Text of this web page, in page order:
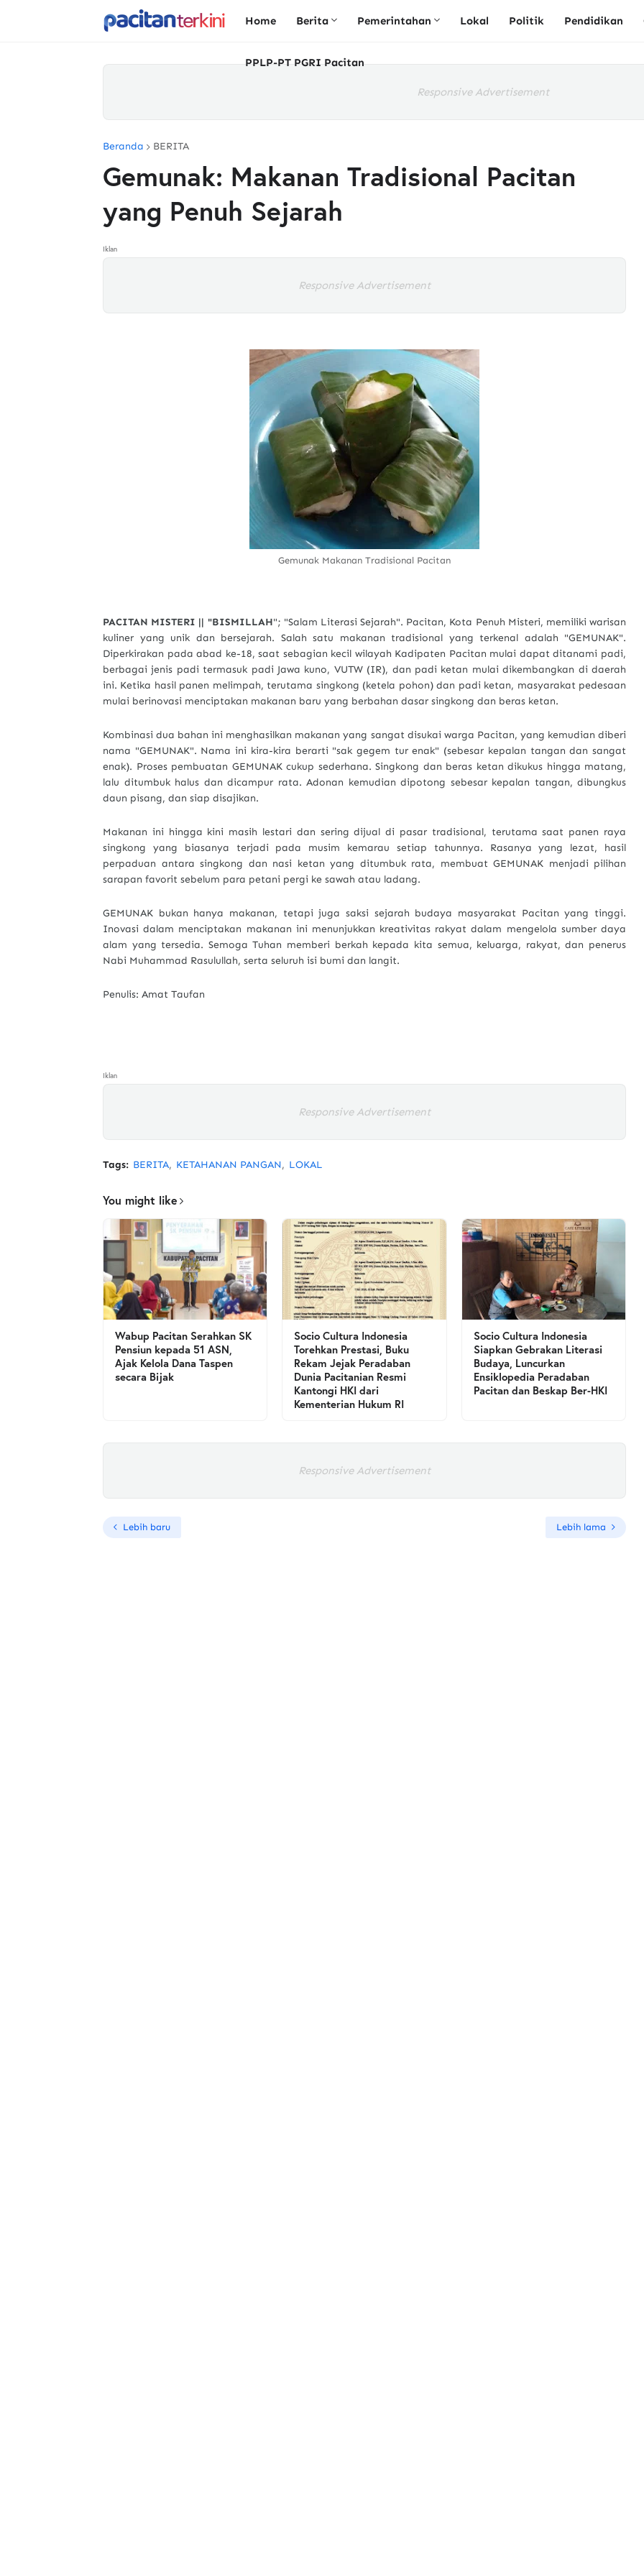
Home Berita Pemerintahan Lokal Politik Pendidikan
PPLP-PT PGRI Pacitan
Responsive Advertisement
Beranda BERITA
Gemunak: Makanan Tradisional Pacitan
yang Penuh Sejarah
Iklan
Responsive Advertisement
Gemunak Makanan Tradisional Pacitan
PACITAN MISTERI || "BISMILLAH"; "Salam Literasi Sejarah". Pacitan, Kota Penuh Misteri, memiliki warisan
kuliner yang unik dan bersejarah. Salah satu makanan tradisional yang terkenal adalah "GEMUNAK".
Diperkirakan pada abad ke-18, saat sebagian kecil wilayah Kadipaten Pacitan mulai dapat ditanami padi,
berbagai jenis padi termasuk padi Jawa kuno, VUTW (IR), dan padi ketan mulai dikembangkan di daerah
ini. Ketika hasil panen melimpah, terutama singkong (ketela pohon) dan padi ketan, masyarakat pedesaan
mulai berinovasi menciptakan makanan baru yang berbahan dasar singkong dan beras ketan.
Kombinasi dua bahan ini menghasilkan makanan yang sangat disukai warga Pacitan, yang kemudian diberi
nama "GEMUNAK". Nama ini kira-kira berarti "sak gegem tur enak" (sebesar kepalan tangan dan sangat
enak). Proses pembuatan GEMUNAK cukup sederhana. Singkong dan beras ketan dikukus hingga matang,
lalu ditumbuk halus dan dicampur rata. Adonan kemudian dipotong sebesar kepalan tangan, dibungkus
daun pisang, dan siap disajikan.
Makanan ini hingga kini masih lestari dan sering dijual di pasar tradisional, terutama saat panen raya
singkong yang biasanya terjadi pada musim kemarau setiap tahunnya. Rasanya yang lezat, hasil
perpaduan antara singkong dan nasi ketan yang ditumbuk rata, membuat GEMUNAK menjadi pilihan
sarapan favorit sebelum para petani pergi ke sawah atau ladang.
GEMUNAK bukan hanya makanan, tetapi juga saksi sejarah budaya masyarakat Pacitan yang tinggi.
Inovasi dalam menciptakan makanan ini menunjukkan kreativitas rakyat dalam mengelola sumber daya
alam yang tersedia. Semoga Tuhan memberi berkah kepada kita semua, keluarga, rakyat, dan penerus
Nabi Muhammad Rasulullah, serta seluruh isi bumi dan langit.
Penulis: Amat Taufan
Iklan
Responsive Advertisement
Tags: BERITA KETAHANAN PANGAN LOKAL
You might like
Wabup Pacitan Serahkan SK
Pensiun kepada 51 ASN,
Ajak Kelola Dana Taspen
secara Bijak
Socio Cultura Indonesia
Torehkan Prestasi, Buku
Rekam Jejak Peradaban
Dunia Pacitanian Resmi
Kantongi HKI dari
Kementerian Hukum RI
Socio Cultura Indonesia
Siapkan Gebrakan Literasi
Budaya, Luncurkan
Ensiklopedia Peradaban
Pacitan dan Beskap Ber-HKI
Responsive Advertisement
Lebih baru Lebih lama